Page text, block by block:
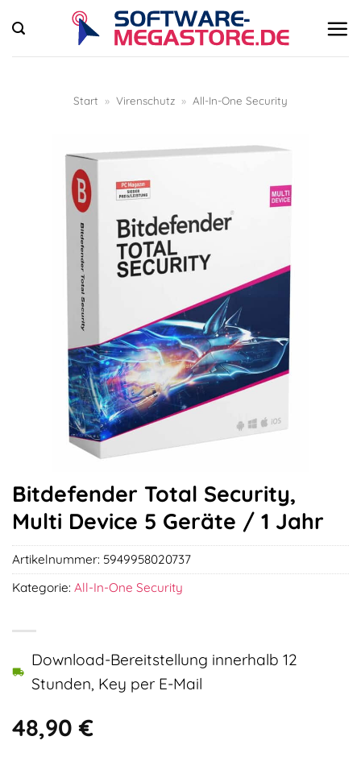
Inhalt
springen
Start » Virenschutz » All-In-One Security
Bitdefender Total Security,
Multi Device 5 Geräte / 1 Jahr
48,90€
Download-Bereitstellung innerhalb 12
Stunden, Key per E-Mail
Artikelnummer: 5949958020737
Kategorie: All-In-One Security